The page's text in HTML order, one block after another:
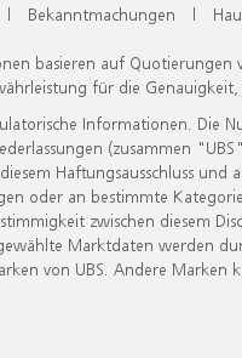
| Bekanntmachungen |
basieren auf
für die
Informationen. Die
(zusammen
Haftungsausschluss
oder an bestimmte
zwischen diesem
Marktdaten werden
von UBS. Andere Marken